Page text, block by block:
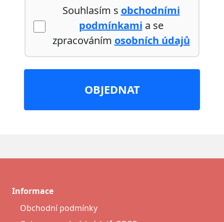
Souhlasím s obchodními
podmínkami a se
zpracováním osobních údajů
OBJEDNAT
Informace
Obchodní podmínky